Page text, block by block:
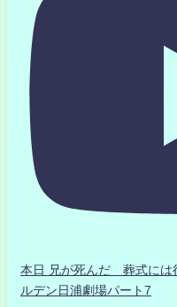
本日 兄が死んだ 葬式に
ルデン日浦劇場パート7